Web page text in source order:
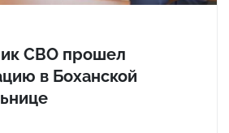
СВО прошел
в Боханской